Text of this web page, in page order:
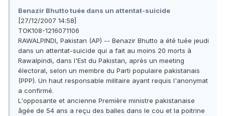
Benazir Bhutto tuée dans un attentat-suicide
[27/12/2007 14:58]
TOK108-1216071106
RAWALPINDI, Pakistan (AP) -- Benazir Bhutto a été tuée jeudi
dans un attentat-suicide qui a fait au moins 20 morts à
Rawalpindi, dans l'Est du Pakistan, après un meeting
électoral, selon un membre du Parti populaire pakistanais
(PPP). Un haut responsable militaire ayant requis l'anonymat
a confirmé.
L'opposante et ancienne Première ministre pakistanaise
âgée de 54 ans a reçu des balles dans le cou et la poitrine